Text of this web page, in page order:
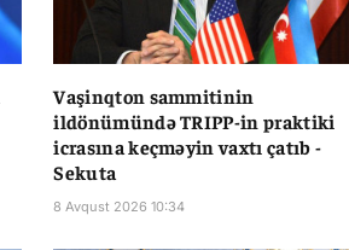
Vaşinqton sammitinin
ildönümündə TRIPP-in praktiki
icrasına keçməyin vaxtı çatıb -
Sekuta
8 Avqust 2026 10:34